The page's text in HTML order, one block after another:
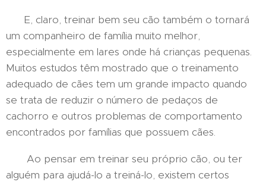
E, claro, treinar bem seu cão também o tornará
um companheiro de família muito melhor,
especialmente em lares onde há crianças pequenas.
Muitos estudos têm mostrado que o treinamento
adequado de cães tem um grande impacto quando
se trata de reduzir o número de pedaços de
cachorro e outros problemas de comportamento
encontrados por famílias que possuem cães.
Ao pensar em treinar seu próprio cão, ou ter
alguém para ajudá-lo a treiná-lo, existem certos